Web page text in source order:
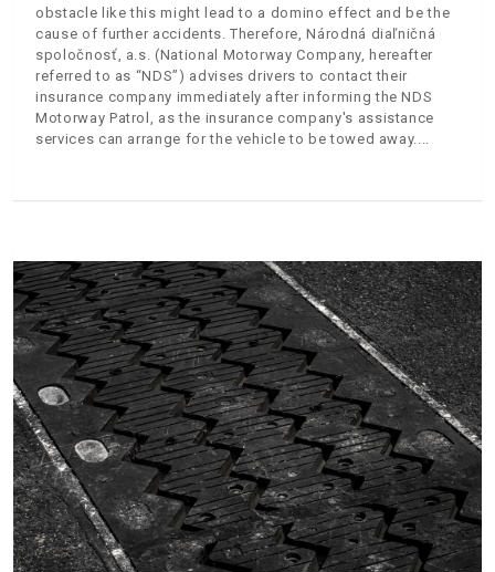
obstacle like this might lead to a domino effect and be the
cause of further accidents. Therefore, Národná diaľničná
spoločnosť, a.s. (National Motorway Company, hereafter
referred to as “NDS”) advises drivers to contact their
insurance company immediately after informing the NDS
Motorway Patrol, as the insurance company's assistance
services can arrange for the vehicle to be towed away.